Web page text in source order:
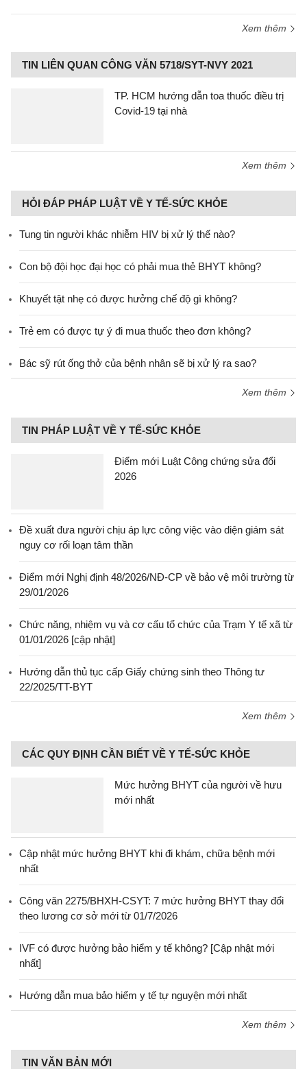
Xem thêm
TIN LIÊN QUAN CÔNG VĂN 5718/SYT-NVY 2021
TP. HCM hướng dẫn toa thuốc điều trị
Covid-19 tại nhà
Xem thêm
HỎI ĐÁP PHÁP LUẬT VỀ Y TẾ-SỨC KHỎE
Tung tin người khác nhiễm HIV bị xử lý thế nào?
Con bộ đội học đại học có phải mua thẻ BHYT không?
Khuyết tật nhẹ có được hưởng chế độ gì không?
Trẻ em có được tự ý đi mua thuốc theo đơn không?
Bác sỹ rút ống thở của bệnh nhân sẽ bị xử lý ra sao?
Xem thêm
TIN PHÁP LUẬT VỀ Y TẾ-SỨC KHỎE
Điểm mới Luật Công chứng sửa đổi
2026
Đề xuất đưa người chịu áp lực công việc vào diện giám sát
nguy cơ rối loạn tâm thần
Điểm mới Nghị định 48/2026/NĐ-CP về bảo vệ môi trường từ
29/01/2026
Chức năng, nhiệm vụ và cơ cấu tổ chức của Trạm Y tế xã từ
01/01/2026 [cập nhật]
Hướng dẫn thủ tục cấp Giấy chứng sinh theo Thông tư
22/2025/TT-BYT
Xem thêm
CÁC QUY ĐỊNH CẦN BIẾT VỀ Y TẾ-SỨC KHỎE
Mức hưởng BHYT của người về hưu
mới nhất
Cập nhật mức hưởng BHYT khi đi khám, chữa bệnh mới
nhất
Công văn 2275/BHXH-CSYT: 7 mức hưởng BHYT thay đổi
theo lương cơ sở mới từ 01/7/2026
IVF có được hưởng bảo hiểm y tế không? [Cập nhật mới
nhất]
Hướng dẫn mua bảo hiểm y tế tự nguyện mới nhất
Xem thêm
TIN VĂN BẢN MỚI